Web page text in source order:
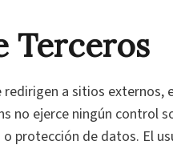
Terceros
a sitios
no ejerce ningún control
protección de datos. El